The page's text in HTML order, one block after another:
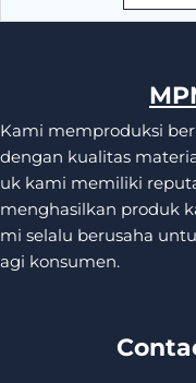
Kami memproduksi
dengan kualitas
uk kami memiliki
menghasilkan produk
mi selalu berusaha
agi konsumen.